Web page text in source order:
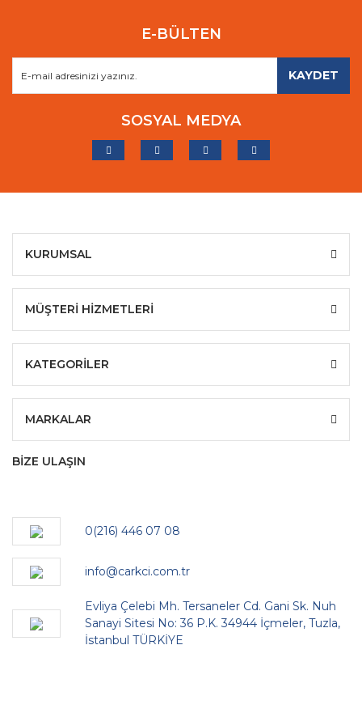
E-BÜLTEN
KAYDET
SOSYAL MEDYA
KURUMSAL
MÜŞTERİ HİZMETLERİ
KATEGORİLER
MARKALAR
BİZE ULAŞIN
0(216) 446 07 08
info@carkci.com.tr
Evliya Çelebi Mh. Tersaneler Cd. Gani Sk. Nuh
Sanayi Sitesi No: 36 P.K. 34944 İçmeler, Tuzla,
İstanbul TÜRKİYE